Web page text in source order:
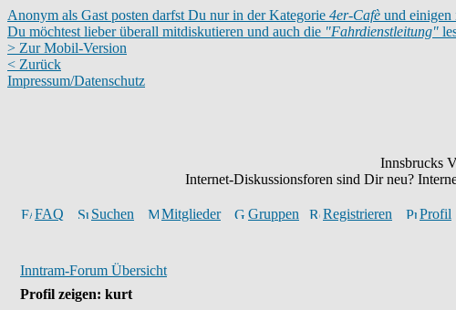
Anonym als Gast posten darfst Du nur in der Kategorie 4er-Cafè und einigen
Du möchtest lieber überall mitdiskutieren und auch die "Fahrdienstleitung"
> Zur Mobil-Version
< Zurück
Impressum/Datenschutz
Innsbrucks
Internet-Diskussionsforen sind Dir neu?
FAQ Suchen Mitglieder Gruppen Registrieren Profil
Inntram-Forum Übersicht
Profil zeigen: kurt